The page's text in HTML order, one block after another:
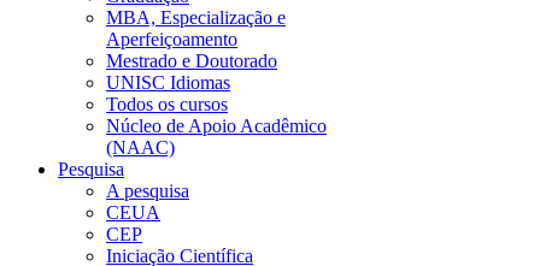
MBA, Especialização e
Aperfeiçoamento
Mestrado e Doutorado
UNISC Idiomas
Todos os cursos
Núcleo de Apoio Acadêmico
(NAAC)
Pesquisa
A pesquisa
CEUA
CEP
Iniciação Científica